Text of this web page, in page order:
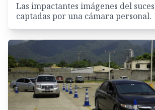
Las impactantes imágenes del
captadas por una cámara personal.